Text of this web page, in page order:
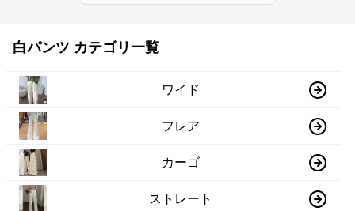
白パンツ カテゴリ一覧
ワイド
フレア
カーゴ
ストレート